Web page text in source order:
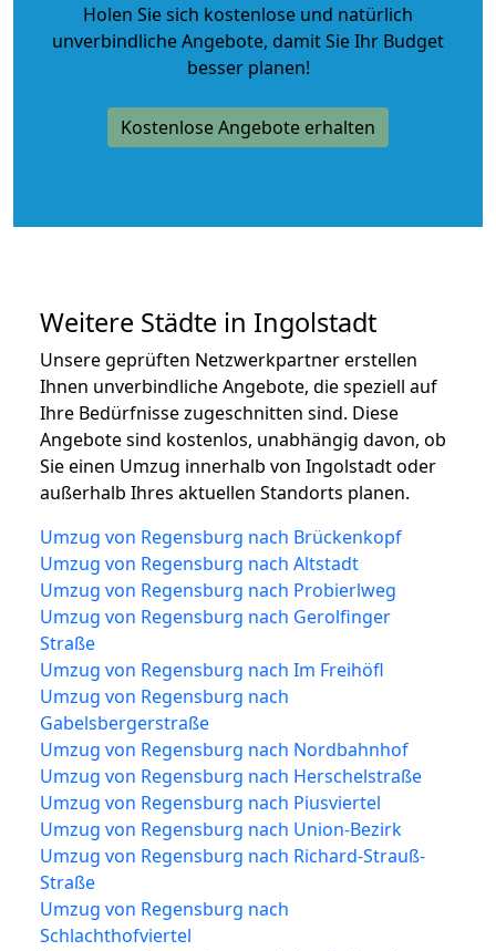
Holen Sie sich kostenlose und natürlich
unverbindliche Angebote, damit Sie Ihr Budget
besser planen!
Kostenlose Angebote erhalten
Weitere Städte in Ingolstadt
Unsere geprüften Netzwerkpartner erstellen
Ihnen unverbindliche Angebote, die speziell auf
Ihre Bedürfnisse zugeschnitten sind. Diese
Angebote sind kostenlos, unabhängig davon, ob
Sie einen Umzug innerhalb von Ingolstadt oder
außerhalb Ihres aktuellen Standorts planen.
Umzug von Regensburg nach Brückenkopf
Umzug von Regensburg nach Altstadt
Umzug von Regensburg nach Probierlweg
Umzug von Regensburg nach Gerolfinger
Straße
Umzug von Regensburg nach Im Freihöfl
Umzug von Regensburg nach
Gabelsbergerstraße
Umzug von Regensburg nach Nordbahnhof
Umzug von Regensburg nach Herschelstraße
Umzug von Regensburg nach Piusviertel
Umzug von Regensburg nach Union-Bezirk
Umzug von Regensburg nach Richard-Strauß-
Straße
Umzug von Regensburg nach
Schlachthofviertel